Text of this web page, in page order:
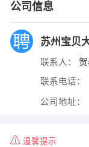
公司信息
苏州宝贝
联系人：
联系电话：
公司地址：
温馨提示